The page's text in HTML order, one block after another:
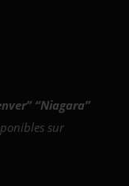
” “Niagara”
sur